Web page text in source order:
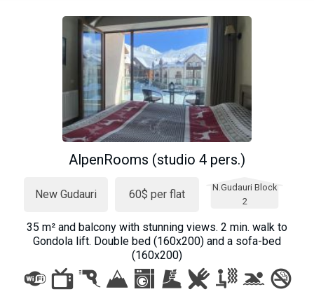
AlpenRooms (studio 4 pers.)
New Gudauri 60$ per flat
N.Gudauri Block
2
35 m² and balcony with stunning views. 2 min. walk to
Gondola lift. Double bed (160x200) and a sofa-bed
(160x200)